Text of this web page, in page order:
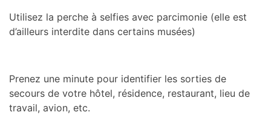
Utilisez la perche à selfies avec parcimonie (elle est
d’ailleurs interdite dans certains musées)
Prenez une minute pour identifier les sorties de
secours de votre hôtel, résidence, restaurant, lieu de
travail, avion, etc.